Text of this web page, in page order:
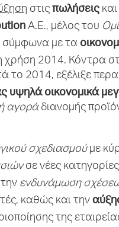
στις πωλήσειςκαι
A.E., μέλος του
σύμφωνα με τα
χρήση 2014. Κόντρα
το 2014, εξέλιξε
υψηλά οικονομικά
αγοράδιανομής
σχεδιασμούμε
σε νέες κατηγορίες
ενδυνάμωση
καθώς και την
της